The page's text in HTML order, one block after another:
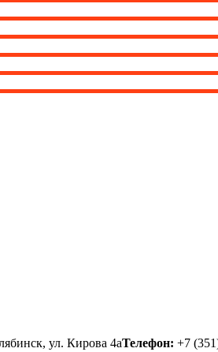
ул. Кирова 4аТелефон: +7